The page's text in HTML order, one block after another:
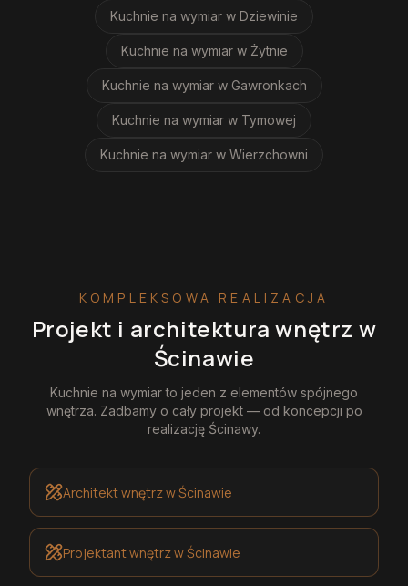
Kuchnie na wymiar w Dziewinie
Kuchnie na wymiar w Żytnie
Kuchnie na wymiar w Gawronkach
Kuchnie na wymiar w Tymowej
Kuchnie na wymiar w Wierzchowni
KOMPLEKSOWA REALIZACJA
Projekt i architektura wnętrz w
Ścinawie
Kuchnie na wymiarto jeden z elementów spójnego
wnętrza. Zadbamy o cały projekt — od koncepcji po
realizację Ścinawy.
Architekt wnętrzw Ścinawie
Projektant wnętrzw Ścinawie